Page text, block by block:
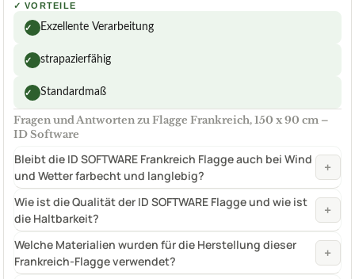
✓ VORTEILE
✓ Exzellente Verarbeitung
✓ strapazierfähig
✓ Standardmaß
Fragen und Antworten zu Flagge Frankreich, 150 x 90 cm –
ID Software
Bleibt die ID SOFTWARE Frankreich Flagge auch bei Wind
und Wetter farbecht und langlebig?
+
Wie ist die Qualität der ID SOFTWARE Flagge und wie ist
die Haltbarkeit?
+
Welche Materialien wurden für die Herstellung dieser
Frankreich-Flagge verwendet?
+